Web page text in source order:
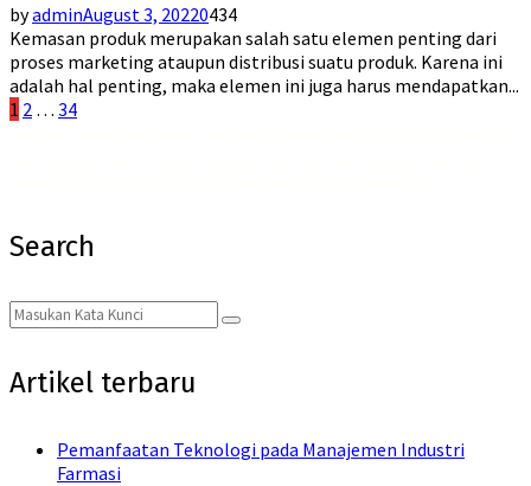
byadminAugust 3, 20220434
Kemasan produk merupakan salah satu elemen penting dari
proses marketing ataupun distribusi suatu produk. Karena ini
adalah hal penting, maka elemen ini juga harus mendapatkan...
Posts
1 2 … 34
Search
Search
for:
Search
Artikel terbaru
Pemanfaatan Teknologi pada Manajemen Industri
Farmasi